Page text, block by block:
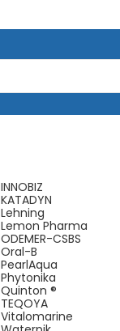
INNOBIZ
KATADYN
Lehning
Lemon Pharma
ODEMER-CSBS
Oral-B
PearlAqua
Phytonika
Quinton ®
TEQOYA
Vitalomarine